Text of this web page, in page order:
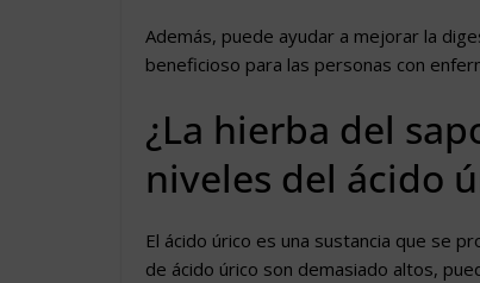
Además, puede ayudar a mejorar la
beneficioso para las personas con
¿La hierba del
niveles del ácido
El ácido úrico es una sustancia que se
de ácido úrico son demasiado altos,